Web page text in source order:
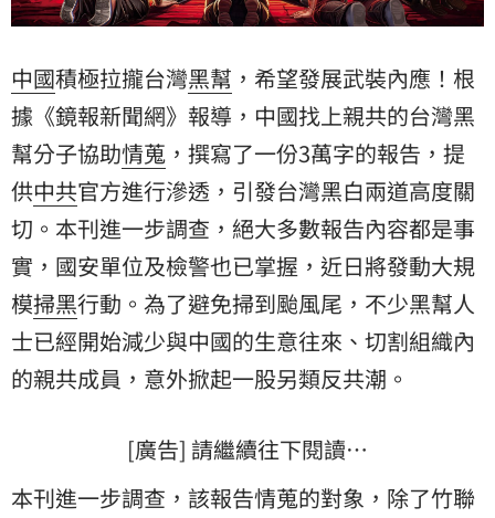
中國積極拉攏台灣黑幫 ，希望發展武裝內應！根
據《鏡報新聞網》報導，中國找上親共的台灣黑
幫分子協助情蒐 ，撰寫了一份3萬字的報告，提
供中共官方進行滲透，引發台灣黑白兩道高度關
切。本刊進一步調查，絕大多數報告內容都是事
實，國安單位及檢警也已掌握，近日將發動大規
模掃黑行動。為了避免掃到颱風尾，不少黑幫人
士已經開始減少與中國的生意往來、切割組織內
的親共成員，意外掀起一股另類反共潮。
[廣告] 請繼續往下閱讀…
本刊進一步調查，該報告情蒐的對象，除了竹聯